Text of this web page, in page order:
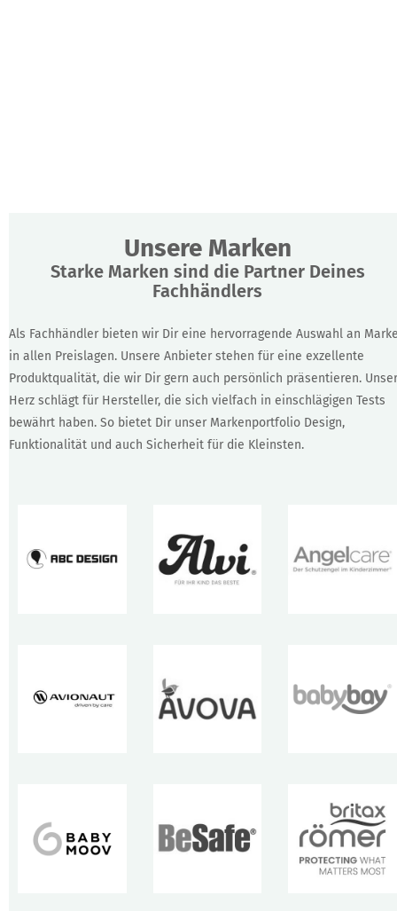
Unsere Marken
Starke Marken sind die Partner Deines
Fachhändlers
Als Fachhändler bieten wir Dir eine hervorragende Auswahl an
in allen Preislagen. Unsere Anbieter stehen für eine exzellente
Produktqualität, die wir Dir gern auch persönlich präsentieren. Unser
Herz schlägt für Hersteller, die sich vielfach in einschlägigen Tests
bewährt haben. So bietet Dir unser Markenportfolio Design,
Funktionalität und auch Sicherheit für die Kleinsten.